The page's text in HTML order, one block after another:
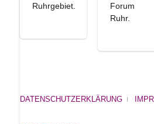
Ruhrgebiet.
Forum
Ruhr.
DATENSCHUTZERKLÄRUNG